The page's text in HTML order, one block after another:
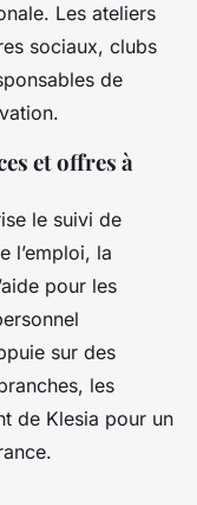
Les ateliers
sociaux, clubs
de
et offres à
le suivi de
l’emploi, la
pour les
sur des
les
de Klesia pour un